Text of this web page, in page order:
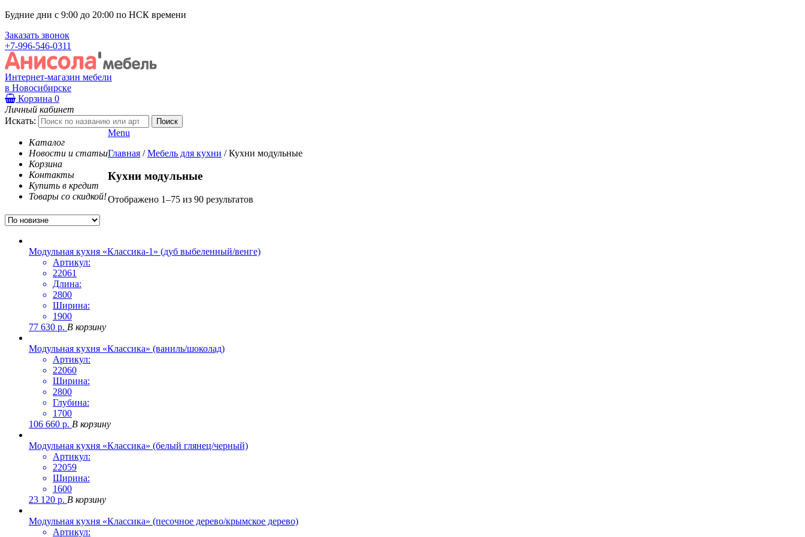
Будние дни с 9:00 до 20:00 по НСК времени
Заказать звонок
+7-996-546-0311
Интернет-магазин мебели
в Новосибирске
Корзина 0
Личный кабинет
Искать:
Каталог
Новости и статьи
Корзина
Контакты
Купить в кредит
Товары со скидкой!
Menu
Главная / Мебель для кухни / Кухни модульные
Кухни модульные
Отображено 1–75 из 90 результатов
Модульная кухня «Классика-1» (дуб выбеленный/венге)
Артикул:
22061
Длина:
2800
Ширина:
1900
77 630 р. В корзину
Модульная кухня «Классика» (ваниль/шоколад)
Артикул:
22060
Ширина:
2800
Глубина:
1700
106 660 р. В корзину
Модульная кухня «Классика» (белый глянец/черный)
Артикул:
22059
Ширина:
1600
23 120 р. В корзину
Модульная кухня «Классика» (песочное дерево/крымское дерево)
Артикул: